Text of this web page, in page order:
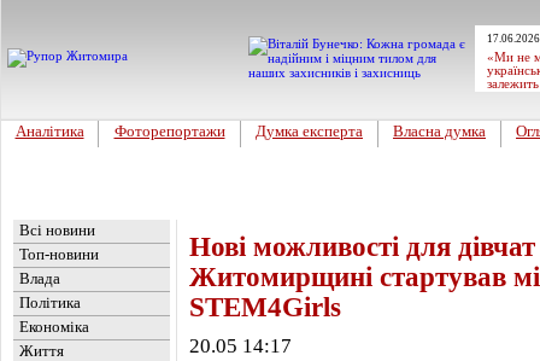
«Ми не
Аналітика Фоторепортажи Думка експерта Власна думка
Всі новини
Топ-новини
Влада
Політика
Економіка
Життя
Нові можливості для
Житомирщині стартував
STEM4Girls
20.05 14:17